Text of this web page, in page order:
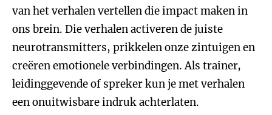
van het verhalen vertellen die impact maken in
ons brein. Die verhalen activeren de juiste
neurotransmitters, prikkelen onze zintuigen en
creëren emotionele verbindingen. Als trainer,
leidinggevende of spreker kun je met verhalen
een onuitwisbare indruk achterlaten.